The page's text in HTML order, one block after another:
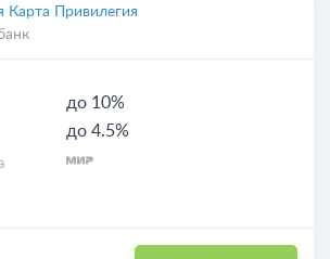
Карта Привилегия
до 10%
до 4.5%